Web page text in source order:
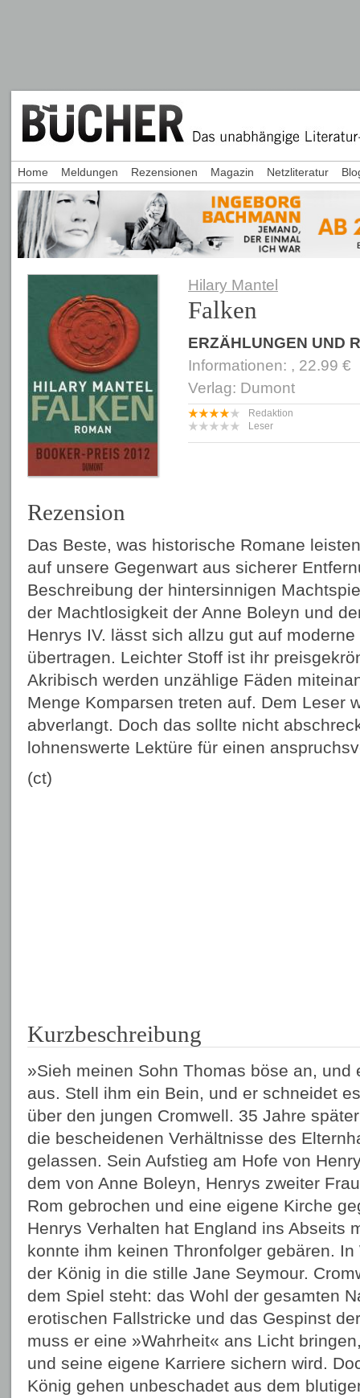
Hilary Mantel
Falken
ERZÄHLUNGEN UND
Informationen: , 22.99 €
Verlag: Dumont
Redaktion
Leser
Rezension
Das Beste, was historische Romane
auf unsere Gegenwart aus sicherer
Beschreibung der hintersinnigen
der Machtlosigkeit der Anne Boleyn und
Henrys IV. lässt sich allzu gut auf
übertragen. Leichter Stoff ist ihr
Akribisch werden unzählige Fäden
Menge Komparsen treten auf. Dem Leser
abverlangt. Doch das sollte nicht
lohnenswerte Lektüre für einen
(ct)
Kurzbeschreibung
»Sieh meinen Sohn Thomas böse an, und
aus. Stell ihm ein Bein, und er schneidet
über den jungen Cromwell. 35 Jahre
die bescheidenen Verhältnisse des
gelassen. Sein Aufstieg am Hofe von
dem von Anne Boleyn, Henrys zweiter
Rom gebrochen und eine eigene Kirche
Henrys Verhalten hat England ins Abseits
konnte ihm keinen Thronfolger gebären.
der König in die stille Jane Seymour.
dem Spiel steht: das Wohl der gesamten
erotischen Fallstricke und das Gespinst
muss er eine »Wahrheit« ans Licht
und seine eigene Karriere sichern wird.
König gehen unbeschadet aus dem
Home Meldungen Rezensionen Magazin Netzliteratur